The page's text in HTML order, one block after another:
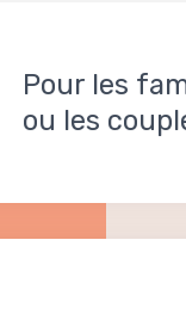
Pour les
ou les